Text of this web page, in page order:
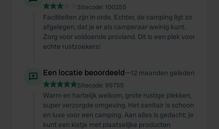
Sitecode: 100255
Faciliteiten zijn in orde. Echter, de camping ligt zo
afgelegen, dat je er als camperaar weinig kunt.
Zorg voor voldoende proviand. Dit is een plek voor
echte rustzoekers!
Een locatie beoordeeld—12 maanden geleden
Sitecode: 99755
Warm en hartelijk welkom, grote rustige plekken,
super verzorgde omgeving. Het sanitair is schoon
en luxe voor een camping. Aan alles is gedacht; je
kunt een kistje met plaatselijke producten